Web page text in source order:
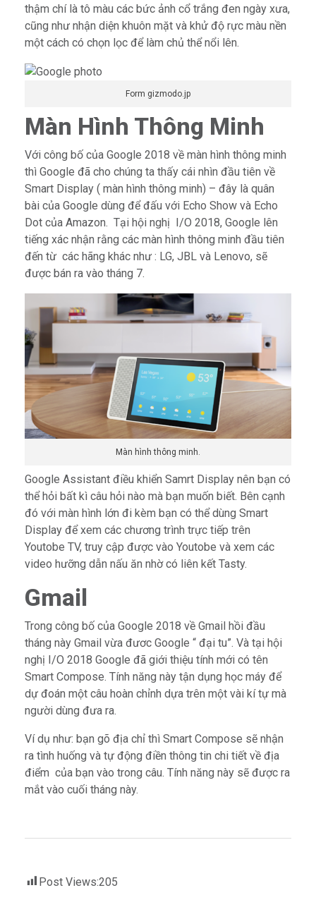
thậm chí là tô màu các bức ảnh cổ trắng đen ngày xưa,
cũng như nhận diện khuôn mặt và khử độ rực màu nền
một cách có chọn lọc để làm chủ thể nổi lên.
Form gizmodo.jp
Màn Hình Thông Minh
Với công bố của Google 2018 về màn hình thông minh
thì Google đã cho chúng ta thấy cái nhìn đầu tiên về
Smart Display ( màn hình thông minh) – đây là quân
bài của Google dùng để đấu với Echo Show và Echo
Dot của Amazon. Tại hội nghị I/O 2018, Google lên
tiếng xác nhận rằng các màn hình thông minh đầu tiên
đến từ các hãng khác như : LG, JBL và Lenovo, sẽ
được bán ra vào tháng 7.
Màn hình thông minh.
Google Assistant điều khiển Samrt Display nên bạn có
thể hỏi bất kì câu hỏi nào mà bạn muốn biết. Bên cạnh
đó với màn hình lớn đi kèm bạn có thể dùng Smart
Display để xem các chương trình trực tiếp trên
Youtobe TV, truy cập được vào Youtobe và xem các
video hưỡng dẫn nấu ăn nhờ có liên kết Tasty.
Gmail
Trong công bố của Google 2018 về Gmail hồi đầu
tháng này Gmail vừa đươc Google “ đại tu”. Và tại hội
nghị I/O 2018 Google đã giới thiệu tính mới có tên
Smart Compose. Tính năng này tận dụng học máy để
dự đoán một câu hoàn chỉnh dựa trên một vài kí tự mà
người dùng đưa ra.
Ví dụ như: bạn gõ địa chỉ thì Smart Compose sẽ nhận
ra tình huống và tự động điền thông tin chi tiết về địa
điểm của bạn vào trong câu. Tính năng này sẽ được ra
mắt vào cuối tháng này.
Post Views:205